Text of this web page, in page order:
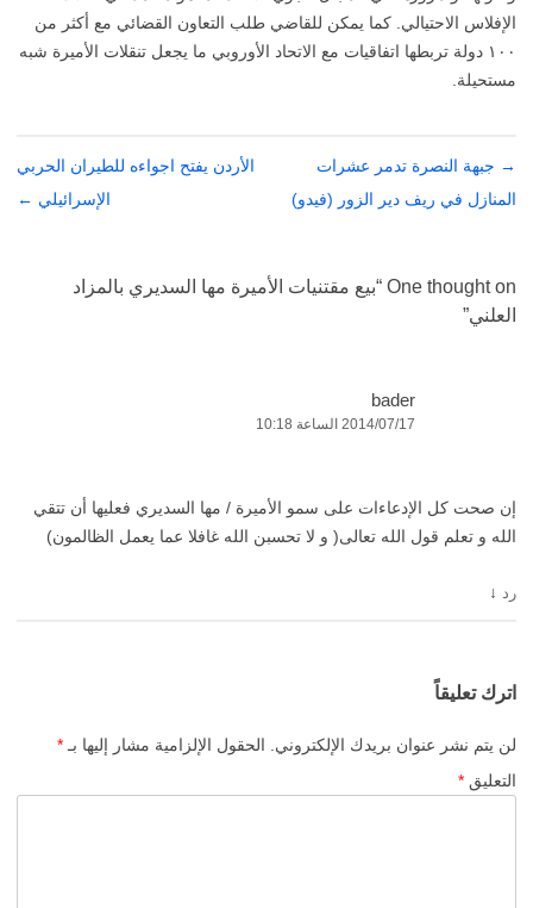
الإفلاس الاحتيالي. كما يمكن للقاضي طلب التعاون القضائي مع أكثر من
١٠٠ دولة تربطها اتفاقيات مع الاتحاد الأوروبي ما يجعل تنقلات الأميرة شبه
مستحيلة.
تصفّح
المقالات
→ جبهة النصرة تدمر عشرات
المنازل في ريف دير الزور (فيدو)
الأردن يفتح اجواءه للطيران الحربي
الإسرائيلي ←
One thought on “ بيع مقتنيات الأميرة مها السديري بالمزاد
العلني”
bader
2014/07/17 الساعة 10:18
إن صحت كل الإدعاءات على سمو الأميرة / مها السديري فعليها أن تتقي
الله و تعلم قول الله تعالى( و لا تحسبن الله غافلا عما يعمل الظالمون)
رد ↓
اترك تعليقاً
لن يتم نشر عنوان بريدك الإلكتروني. الحقول الإلزامية مشار إليها بـ *
التعليق *